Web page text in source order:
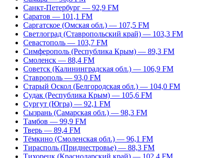
Санкт-Петербург — 92,9 FM
Саратов — 101,1 FM
Саргатское (Омская обл.) — 107,5 FM
Светлоград (Ставропольский край) — 103,3 FM
Севастополь — 103,7 FM
Симферополь (Республика Крым) — 89,3 FM
Смоленск — 88,4 FM
Советск (Калининградская обл.) — 106,9 FM
Ставрополь — 93,0 FM
Старый Оскол (Белгородская обл.) — 104,0 FM
Судак (Республика Крым) — 105,6 FM
Сургут (Югра) — 92,1 FM
Сызрань (Самарская обл.) — 98,3 FM
Тамбов — 99,9 FM
Тверь — 89,4 FM
Тёмкино (Смоленская обл.) — 96,1 FM
Тирасполь (Приднестровье) — 88,3 FM
Тихорецк (Краснодарский край) — 102,4 FM